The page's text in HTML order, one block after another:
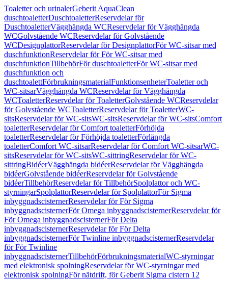
Toaletter och urinalerGeberit AquaClean
duschtoaletterDuschtoaletterReservdelar för
DuschtoaletterVägghängda WCReservdelar för Vägghängda
WCGolvstående WCReservdelar för Golvstående
WCDesignplattorReservdelar för DesignplattorFör WC-sitsar med
duschfunktionReservdelar för För WC-sitsar med
duschfunktionTillbehörFör duschtoaletterFör WC-sitsar med
duschfunktion och
duschtoalettFörbrukningsmaterialFunktionsenheterToaletter och
WC-sitsarVägghängda WCReservdelar för Vägghängda
WCToaletterReservdelar för ToaletterGolvstående WCReservdelar
för Golvstående WCToaletterReservdelar för ToaletterWC-
sitsReservdelar för WC-sitsWC-sitsReservdelar för WC-sitsComfort
toaletterReservdelar för Comfort toaletterFörhöjda
toaletterReservdelar för Förhöjda toaletterFörlängda
toaletterComfort WC-sitsarReservdelar för Comfort WC-sitsarWC-
sitsReservdelar för WC-sitsWC-sittringReservdelar för WC-
sittringBidéerVägghängda bidéerReservdelar för Vägghängda
bidéerGolvstående bidéerReservdelar för Golvstående
bidéerTillbehörReservdelar för TillbehörSpolplattor och WC-
styrningarSpolplattorReservdelar för SpolplattorFör Sigma
inbyggnadscisternerReservdelar för För Sigma
inbyggnadscisternerFör Omega inbyggnadscisternerReservdelar för
För Omega inbyggnadscisternerFör Delta
inbyggnadscisternerReservdelar för För Delta
inbyggnadscisternerFör Twinline inbyggnadscisternerReservdelar
för För Twinline
inbyggnadscisternerTillbehörFörbrukningsmaterialWC-styrningar
med elektronisk spolningReservdelar för WC-styrningar med
elektronisk spolningFör nätdrift, för Geberit Sigma cistern 12